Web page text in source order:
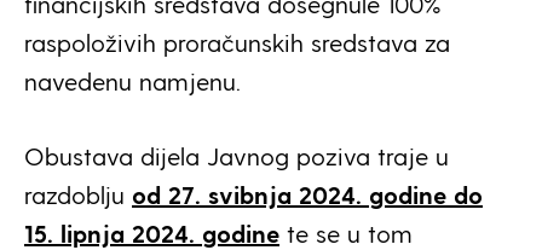
raspoloživih proračunskih sredstava za
navedenu namjenu.
Obustava dijela Javnog poziva traje u
razdoblju od 27. svibnja 2024. godine do
15. lipnja 2024. godine te se u tom